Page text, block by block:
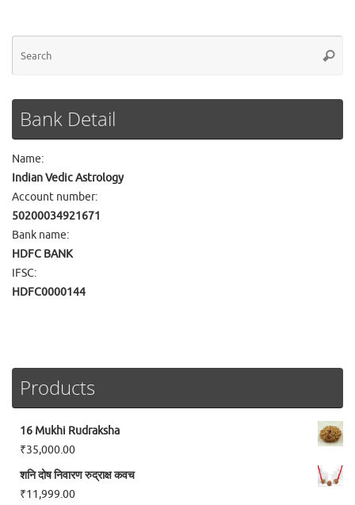
Bank Detail
Name:
Indian Vedic Astrology
Account number:
50200034921671
Bank name:
HDFC BANK
IFSC:
HDFC0000144
Products
16 Mukhi Rudraksha
₹35,000.00
शनि दोष निवारण रुद्राक्ष कवच
₹11,999.00